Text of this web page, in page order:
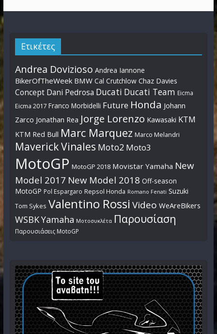
Ετικέτες
Andrea Dovizioso Andrea Iannone
BikerOfTheWeek BMW Cal Crutchlow Chaz Davies
Concept Dani Pedrosa Ducati Ducati Team Eicma
Eicma 2017 Franco Morbidelli Future Honda Johann
Zarco Jonathan Rea Jorge Lorenzo Kawasaki KTM
KTM Red Bull Marc Marquez Marco Melandri
Maverick Vinales Moto2 Moto3
MotoGP MotoGP 2018 Movistar Yamaha New
Model 2017 New Model 2018 Off-season
MotoGP Pol Espargaro Repsol Honda Romano Fenati Suzuki
Tom Sykes Valentino Rossi Video WeAreBikers
WSBKYamaha Μοτοσυκλέτα Παρουσίαση
Παρουσιάσεις MotoGP